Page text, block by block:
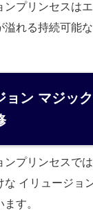
ンプリンセスは
溢れる持続可能
ョン マジッ
ンプリンセスで
な イリュージョ
す。